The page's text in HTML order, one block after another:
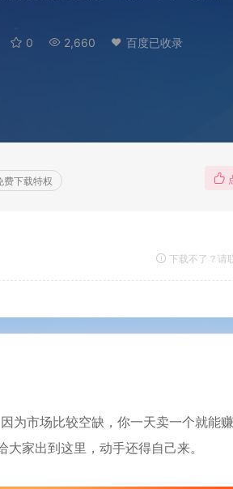
0 2,660 百度已收录
费下载特权
下载不了？请
为市场比较空缺，你一天卖一个就能
大家出到这里，动手还得自己来。